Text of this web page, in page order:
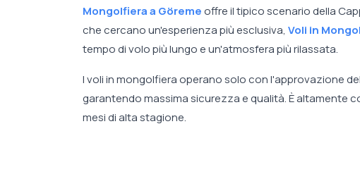
Mongolfiera a Göremeoffre il tipico scenario della
che cercano un'esperienza più esclusiva, Voli in
tempo di volo più lungo e un'atmosfera più rilassata.
I voli in mongolfiera operano solo con l'approvazione
garantendo massima sicurezza e qualità. È altamente
mesi di alta stagione.